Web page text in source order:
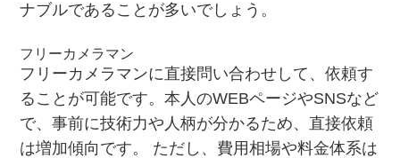
ナブルであることが多いでしょう。
フリーカメラマン
フリーカメラマンに直接問い合わせして、依頼す
ることが可能です。本人のWEBページやSNSなど
で、事前に技術力や人柄が分かるため、直接依頼
は増加傾向です。 ただし、費用相場や料金体系は